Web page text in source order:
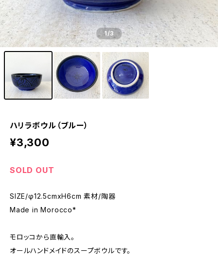
1/3
ハリラボウル（ブルー）
¥3,300
SOLD OUT
SIZE/φ12.5cmxH6cm 素材/陶器
Made in Morocco*
モロッコから直輸入。
オールハンドメイドのスープボウルです。